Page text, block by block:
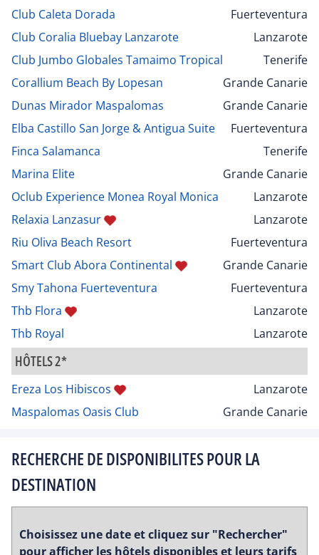
Club Caleta Dorada
Fuerteventura
Club Coralia Bluebay Lanzarote
Lanzarote
Club Jumbo Globales Tamaimo Tropical
Tenerife
Corallium Beach By Lopesan
Grande Canarie
Dunas Mirador Maspalomas
Grande Canarie
Elba Castillo San Jorge & Antigua Suite
Fuerteventura
Finca Salamanca
Tenerife
Marina Elite
Grande Canarie
Oclub Experience Monea Royal Monica
Lanzarote
Relaxia Lanzasur
Lanzarote
Riu Oliva Beach Resort
Fuerteventura
Smart Club Abora Continental
Grande Canarie
Smy Tahona Fuerteventura
Fuerteventura
Thb Flora
Lanzarote
Thb Royal
Lanzarote
HÔTELS 2*
Ereza Los Hibiscos
Lanzarote
Maspalomas Oasis Club
Grande Canarie
RECHERCHE DE DISPONIBILITES POUR LA
DESTINATION
Choisissez une date et cliquez sur "Rechercher"
pour afficher les hôtels disponibles et leurs tarifs